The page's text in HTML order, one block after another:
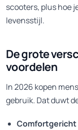
scooters, plus hoe
levensstijl.
De grote
voordelen
In 2026 kopen
gebruik. Dat duwt